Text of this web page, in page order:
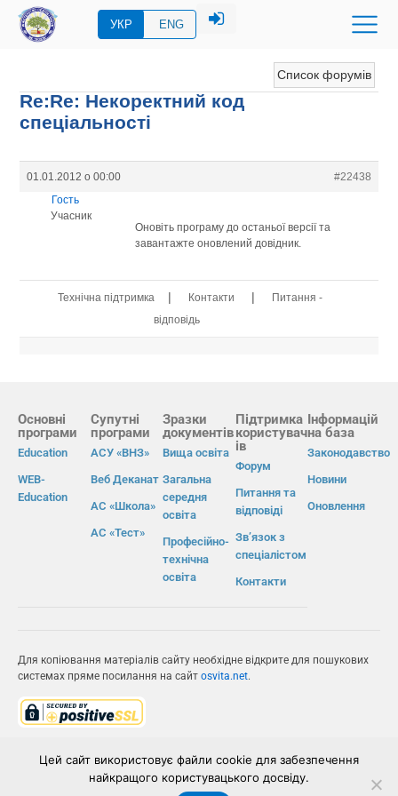
УКР ENG
Список форумів
Re:Re: Некоректний код
спеціальності
01.01.2012 о 00:00
#22438
Гость
Учасник
Оновіть програму до останьої версії та
завантажте оновлений довідник.
Технічна підтримка | Контакти |
Питання -
відповідь
Основні
програми
Education
WEB-
Education
Супутні
програми
АСУ «ВНЗ»
Веб Деканат
АС «Школа»
АС «Тест»
Зразки
документів
Вища освіта
Загальна
середня
освіта
Професійно-
технічна
освіта
Підтримка
користувач
ів
Форум
Питання та
відповіді
Зв’язок з
спеціалістом
Контакти
Інформацій
на база
Законодавство
Новини
Оновлення
Для копіювання матеріалів сайту необхідне відкрите для пошукових
системах пряме посилання на сайт osvita.net.
ІВС «ОСВІТА»
Цей сайт використовує файли cookie для забезпечення
найкращого користувацького досвіду.